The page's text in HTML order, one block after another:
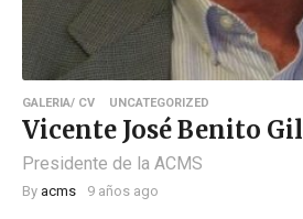
GALERIA/ CV UNCATEGORIZED
Vicente José Benito Gil
Presidente de la ACMS
By acms 9 años ago